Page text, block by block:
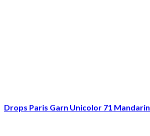
Drops Paris Garn Unicolor 71 Mandarin